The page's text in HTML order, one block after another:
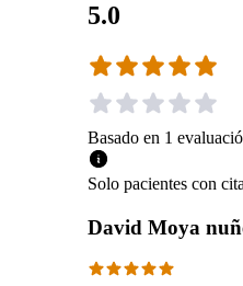
5.0
Basado en 1
Solo pacientes con
David Moya